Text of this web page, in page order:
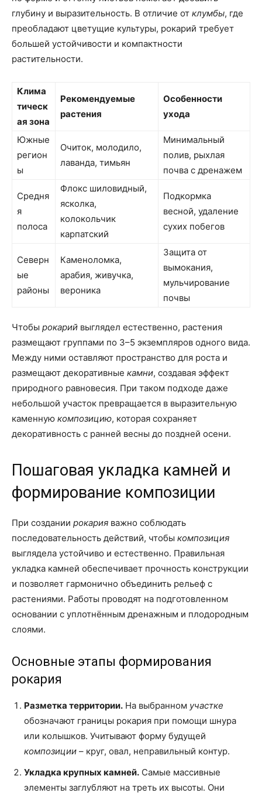
глубину и выразительность. В отличие от клумбы, где
преобладают цветущие культуры, рокарий требует
большей устойчивости и компактности
растительности.
Клима
тическ
ая зона
Рекомендуемые
растения
Особенности
ухода
Южные
регион
ы
Очиток, молодило,
лаванда, тимьян
Минимальный
полив, рыхлая
почва с дренажем
Средня
я
полоса
Флокс шиловидный,
ясколка,
колокольчик
карпатский
Подкормка
весной, удаление
сухих побегов
Северн
ые
районы
Каменоломка,
арабия, живучка,
вероника
Защита от
вымокания,
мульчирование
почвы
Чтобы рокарий выглядел естественно, растения
размещают группами по 3–5 экземпляров одного вида.
Между ними оставляют пространство для роста и
размещают декоративные камни, создавая эффект
природного равновесия. При таком подходе даже
небольшой участок превращается в выразительную
каменную композицию, которая сохраняет
декоративность с ранней весны до поздней осени.
Пошаговая укладка камней и
формирование композиции
При создании рокария важно соблюдать
последовательность действий, чтобы композиция
выглядела устойчиво и естественно. Правильная
укладка камней обеспечивает прочность конструкции
и позволяет гармонично объединить рельеф с
растениями. Работы проводят на подготовленном
основании с уплотнённым дренажным и плодородным
слоями.
Основные этапы формирования
рокария
Разметка территории. На выбранном участке
обозначают границы рокария при помощи шнура
или колышков. Учитывают форму будущей
композиции – круг, овал, неправильный контур.
Укладка крупных камней. Самые массивные
элементы заглубляют на треть их высоты. Они